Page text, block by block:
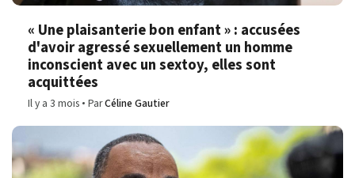
« Une plaisanterie bon enfant » : accusées
d'avoir agressé sexuellement un homme
inconscient avec un sextoy, elles sont
acquittées
Il y a 3 mois ParCéline Gautier